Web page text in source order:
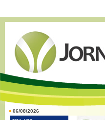
06/08/2026